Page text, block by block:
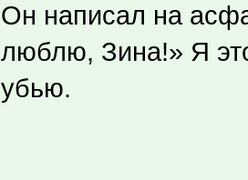
Он написал на
люблю, Зина!» Я
убью.